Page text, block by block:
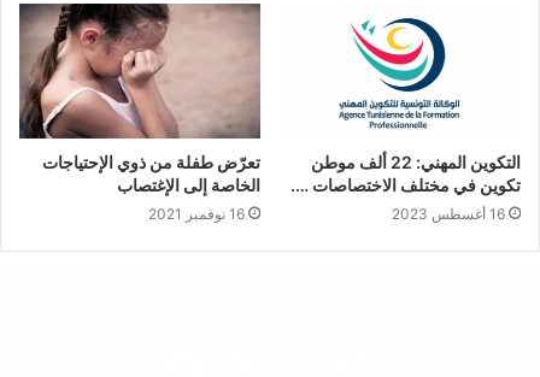
التكوين المهني: 22 ألف موطن
تكوين في مختلف الاختصاصات ….
16 أغسطس 2023
تعرّض طفلة من ذوي الإحتياجات
الخاصة إلى الإغتصاب
16 نوفمبر 2021